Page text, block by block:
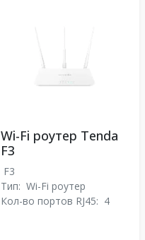
Wi-Fi роутер Tenda
F3
F3
Тип: Wi-Fi роутер
Кол-во портов RJ45: 4